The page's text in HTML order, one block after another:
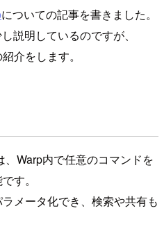
についての記事を書きました。
説明しているのですが、
介をします。
Warp内で任意のコマンドを
す。
メータ化でき、検索や共有も